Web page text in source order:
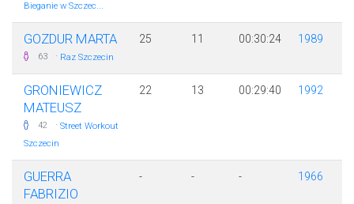
Bieganie w Szczec...
GOZDUR MARTA
63 · Raz Szczecin
25 11 00:30:24 1989
GRONIEWICZ
MATEUSZ
42 · Street Workout
Szczecin
22 13 00:29:40 1992
GUERRA
FABRIZIO
- - - 1966